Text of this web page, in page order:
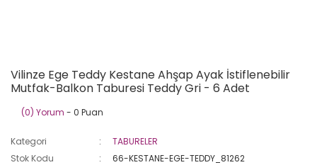
Vilinze Ege Teddy Kestane Ahşap Ayak İstiflenebilir
Mutfak-Balkon Taburesi Teddy Gri - 6 Adet
(0) Yorum - 0 Puan
Kategori
TABURELER
Stok Kodu
66-KESTANE-EGE-TEDDY_81262